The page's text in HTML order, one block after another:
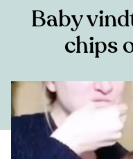
Baby
chips